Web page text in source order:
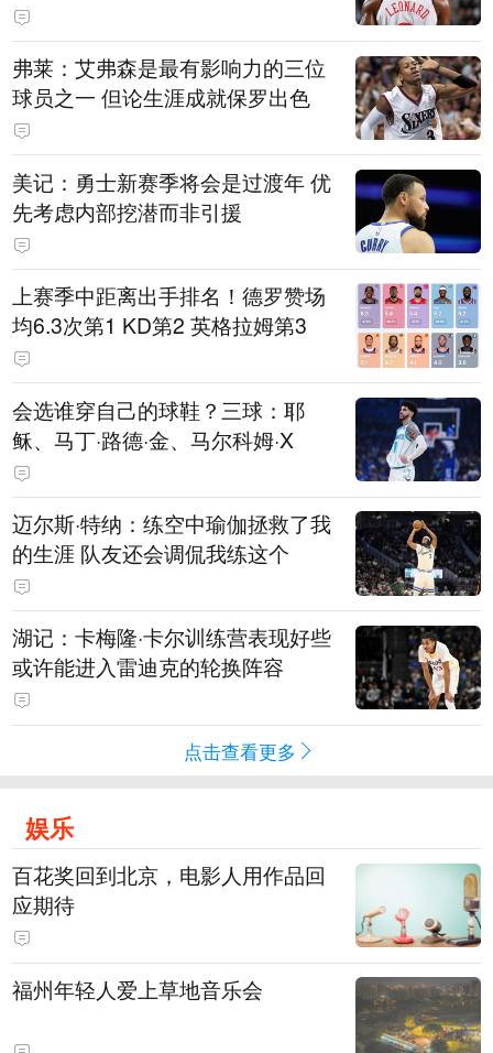
弗莱：艾弗森是最有影响力的三位
球员之一 但论生涯成就保罗出色
美记：勇士新赛季将会是过渡年 优
先考虑内部挖潜而非引援
上赛季中距离出手排名！德罗赞场
均6.3次第1 KD第2 英格拉姆第3
会选谁穿自己的球鞋？三球：耶
稣、马丁·路德·金、马尔科姆·X
迈尔斯·特纳：练空中瑜伽拯救了我
的生涯 队友还会调侃我练这个
湖记：卡梅隆·卡尔训练营表现好些
或许能进入雷迪克的轮换阵容
点击查看更多
娱乐
百花奖回到北京，电影人用作品回
应期待
福州年轻人爱上草地音乐会